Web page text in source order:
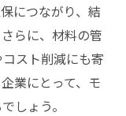
につながり、結
らに、材料の管
スト削減にも寄
業にとって、モ
しょう。